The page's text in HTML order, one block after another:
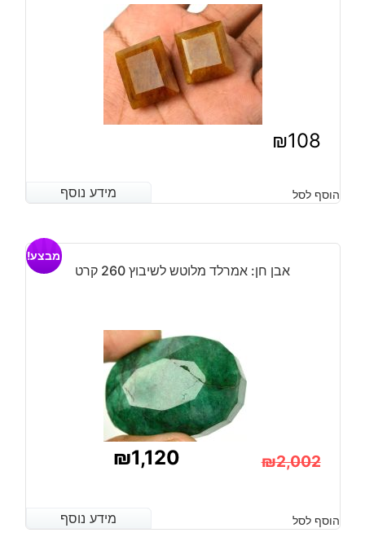
₪108
מידע נוסף הוסף לסל מידע נוסף
אבן חן: אמרלד מלוטש לשיבוץ 260 קרט
מבצע!
₪2,002
המקורי
₪1,120
הנוכחי
מידע נוסף הוסף לסל מידע נוסף